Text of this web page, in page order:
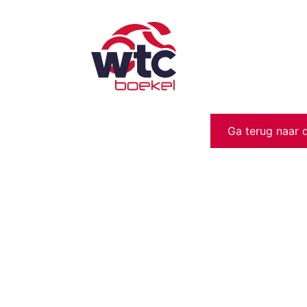
Ga terug naar